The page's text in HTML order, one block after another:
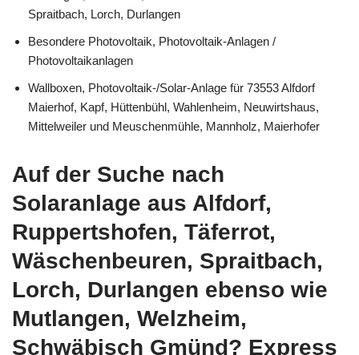
Spraitbach, Lorch, Durlangen
Besondere Photovoltaik, Photovoltaik-Anlagen /
Photovoltaikanlagen
Wallboxen, Photovoltaik-/Solar-Anlage für 73553 Alfdorf
Maierhof, Kapf, Hüttenbühl, Wahlenheim, Neuwirtshaus,
Mittelweiler und Meuschenmühle, Mannholz, Maierhofer
Auf der Suche nach
Solaranlage aus Alfdorf,
Ruppertshofen, Täferrot,
Wäschenbeuren, Spraitbach,
Lorch, Durlangen ebenso wie
Mutlangen, Welzheim,
Schwäbisch Gmünd? Express